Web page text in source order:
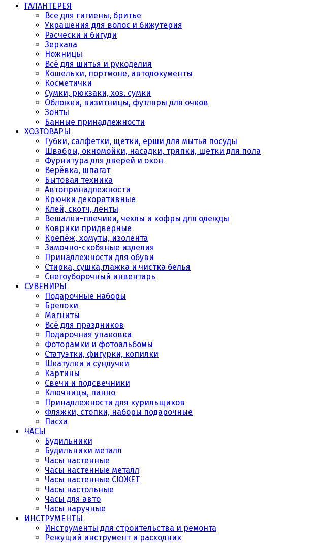
ГАЛАНТЕРЕЯ
Все для гигиены, бритье
Украшения для волос и бижутерия
Расчески и бигуди
Зеркала
Ножницы
Всё для шитья и рукоделия
Кошельки, портмоне, автодокументы
Косметички
Сумки, рюкзаки, хоз. сумки
Обложки, визитницы, футляры для очков
Зонты
Банные принадлежности
ХОЗТОВАРЫ
Губки, салфетки, щетки, ерши для мытья посуды
Швабры, окномойки, насадки, тряпки, щетки для пола
Фурнитура для дверей и окон
Верёвка, шпагат
Бытовая техника
Автопринадлежности
Крючки декоративные
Клей, скотч, ленты
Вешалки-плечики, чехлы и кофры для одежды
Коврики придверные
Крепёж, хомуты, изолента
Замочно-скобяные изделия
Принадлежности для обуви
Стирка, сушка,глажка и чистка белья
Снегоуборочный инвентарь
СУВЕНИРЫ
Подарочные наборы
Брелоки
Магниты
Всё для праздников
Подарочная упаковка
Фоторамки и фотоальбомы
Статуэтки, фигурки, копилки
Шкатулки и сундучки
Картины
Свечи и подсвечники
Ключницы, панно
Принадлежности для курильщиков
Фляжки, стопки, наборы подарочные
Пасха
ЧАСЫ
Будильники
Будильники металл
Часы настенные
Часы настенные металл
Часы настенные СЮЖЕТ
Часы настольные
Часы для авто
Часы наручные
ИНСТРУМЕНТЫ
Инструменты для строительства и ремонта
Режущий инструмент и расходник